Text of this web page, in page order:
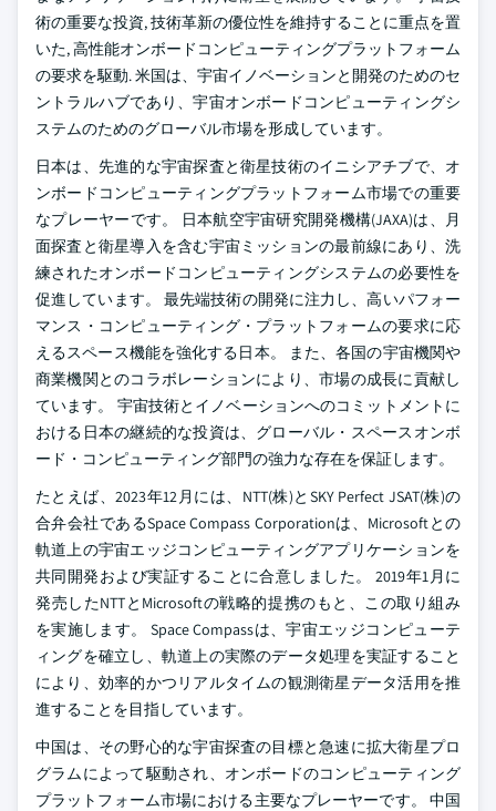
術の重要な投資, 技術革新の優位性を維持することに重点を置
いた, 高性能オンボードコンピューティングプラットフォーム
の要求を駆動. 米国は、宇宙イノベーションと開発のためのセ
ントラルハブであり、宇宙オンボードコンピューティングシ
ステムのためのグローバル市場を形成しています。
日本は、先進的な宇宙探査と衛星技術のイニシアチブで、オ
ンボードコンピューティングプラットフォーム市場での重要
なプレーヤーです。 日本航空宇宙研究開発機構(JAXA)は、月
面探査と衛星導入を含む宇宙ミッションの最前線にあり、洗
練されたオンボードコンピューティングシステムの必要性を
促進しています。 最先端技術の開発に注力し、高いパフォー
マンス・コンピューティング・プラットフォームの要求に応
えるスペース機能を強化する日本。 また、各国の宇宙機関や
商業機関とのコラボレーションにより、市場の成長に貢献し
ています。 宇宙技術とイノベーションへのコミットメントに
おける日本の継続的な投資は、グローバル・スペースオンボ
ード・コンピューティング部門の強力な存在を保証します。
たとえば、2023年12月には、NTT(株)とSKY Perfect JSAT(株)の
合弁会社であるSpace Compass Corporationは、Microsoftとの
軌道上の宇宙エッジコンピューティングアプリケーションを
共同開発および実証することに合意しました。 2019年1月に
発売したNTTとMicrosoftの戦略的提携のもと、この取り組み
を実施します。 Space Compassは、宇宙エッジコンピューテ
ィングを確立し、軌道上の実際のデータ処理を実証すること
により、効率的かつリアルタイムの観測衛星データ活用を推
進することを目指しています。
中国は、その野心的な宇宙探査の目標と急速に拡大衛星プロ
グラムによって駆動され、オンボードのコンピューティング
プラットフォーム市場における主要なプレーヤーです。 中国